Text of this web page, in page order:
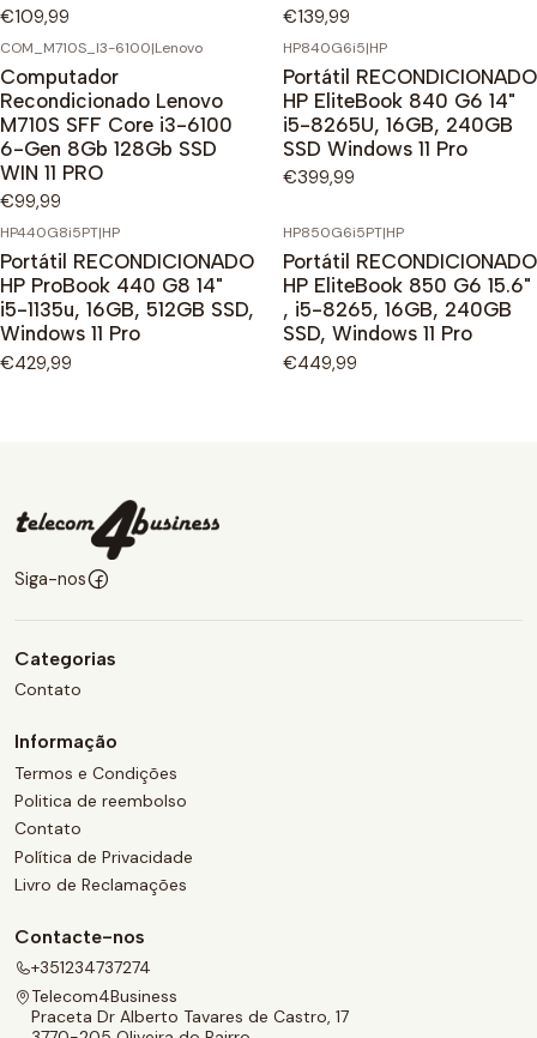
€109,99
€139,99
COM_M710S_I3-6100|Lenovo
Computador
Recondicionado Lenovo
M710S SFF Core i3-6100
6-Gen 8Gb 128Gb SSD
WIN 11 PRO
€99,99
HP840G6i5|HP
Portátil RECONDICIONADO
HP EliteBook 840 G6 14"
i5-8265U, 16GB, 240GB
SSD Windows 11 Pro
€399,99
HP440G8i5PT|HP
Portátil RECONDICIONADO
HP ProBook 440 G8 14"
i5-1135u, 16GB, 512GB SSD,
Windows 11 Pro
€429,99
HP850G6i5PT|HP
Portátil RECONDICIONADO
HP EliteBook 850 G6 15.6"
, i5-8265, 16GB, 240GB
SSD, Windows 11 Pro
€449,99
Siga-nos
Categorias
Contato
Informação
Termos e Condições
Politica de reembolso
Contato
Política de Privacidade
Livro de Reclamações
Contacte-nos
+351234737274
Telecom4Business
Praceta Dr Alberto Tavares de Castro, 17